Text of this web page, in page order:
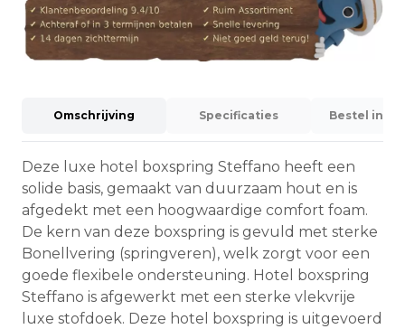
Omschrijving Specificaties Bestel
Deze luxe hotel boxspring Steffano heeft een
solide basis, gemaakt van duurzaam hout en is
afgedekt met een hoogwaardige comfort foam.
De kern van deze boxspring is gevuld met sterke
Bonellvering (springveren), welk zorgt voor een
goede flexibele ondersteuning. Hotel boxspring
Steffano is afgewerkt met een sterke vlekvrije
luxe stofdoek. Deze hotel boxspring is uitgevoerd